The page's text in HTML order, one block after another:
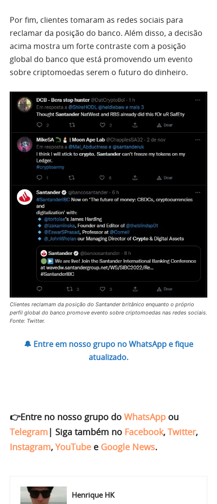
Por fim, clientes tomaram as redes sociais para
reclamar da posição do banco. Além disso, a decisão
acima mostra um forte contraste com a posição
global do banco que está promovendo um evento
sobre criptomoedas serem o futuro do dinheiro.
Clientes reclamam da posição do Santander britânico enquanto o próprio
perfil global do banco promove evento sobre criptomoedas nas redes sociais.
Fonte: Twitter.
🔔 Entre em nosso grupo no WhatsApp e fique
atualizado.
👉Entre no nosso grupo do WhatsApp ou
Telegram | Siga também no Facebook, Twitter,
Instagram, YouTube e Google News.
Henrique HK